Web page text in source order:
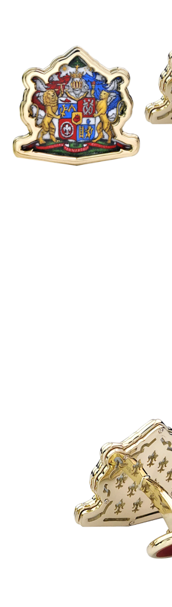
Отправить
с политикой конфидециальности
₽
ЮВЕЛИРНОЕ